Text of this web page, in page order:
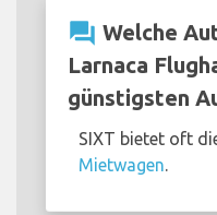
question_answer Welche
Larnaca
günstigsten
SIXT bietet oft
Mietwagen